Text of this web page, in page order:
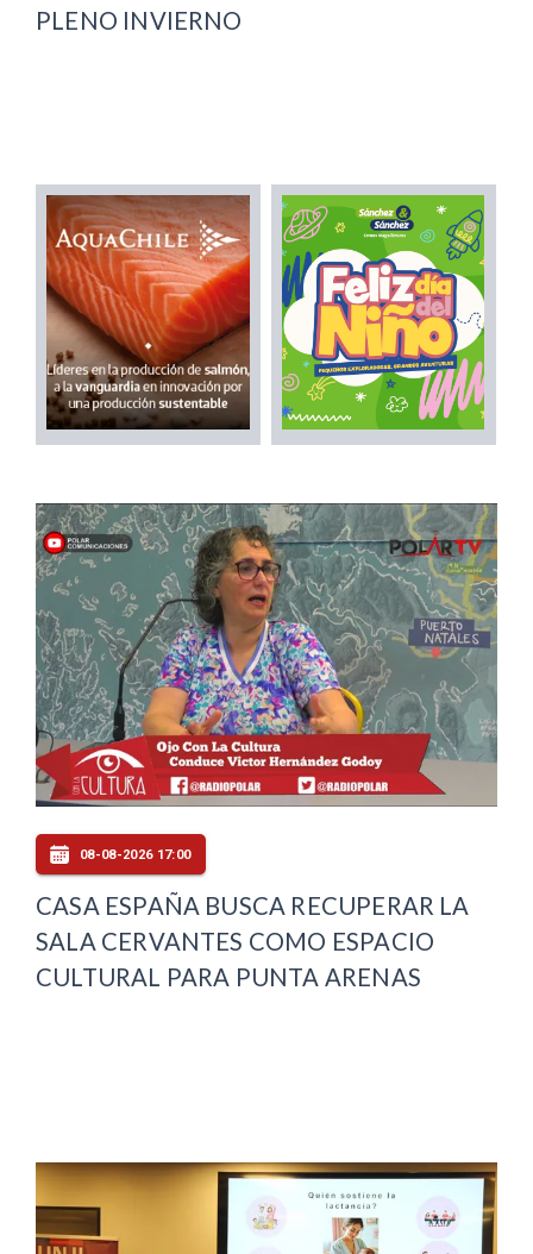
PLENO INVIERNO
08-08-2026 17:00
CASA ESPAÑA BUSCA RECUPERAR LA
SALA CERVANTES COMO ESPACIO
CULTURAL PARA PUNTA ARENAS